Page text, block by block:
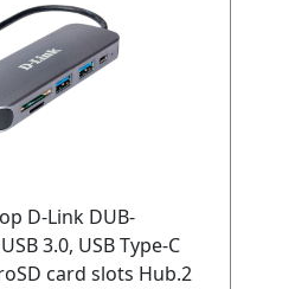
D-Link DUB-
3.0, USB Type-C
card slots Hub.2